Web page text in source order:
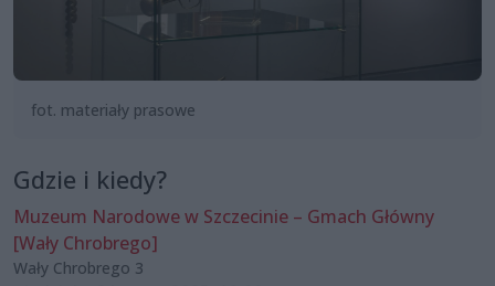
fot. materiały prasowe
Gdzie i kiedy?
Muzeum Narodowe w Szczecinie – Gmach Główny
[Wały Chrobrego]
Wały Chrobrego 3